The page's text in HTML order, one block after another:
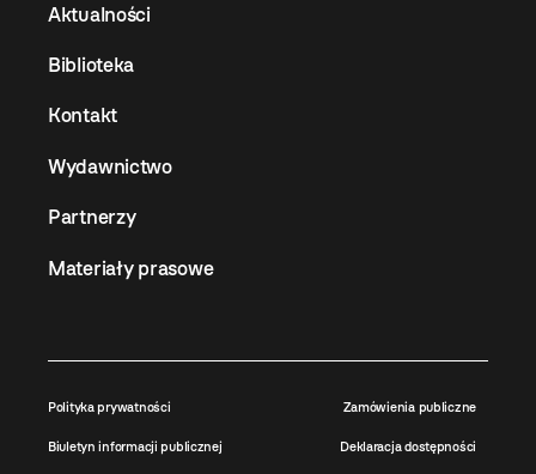
Aktualności
Biblioteka
Kontakt
Wydawnictwo
Partnerzy
Materiały prasowe
Polityka prywatności Zamówienia publiczne
Biuletyn informacji publicznej Deklaracja dostępności